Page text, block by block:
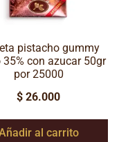
pistacho gummy
35% con azucar 50gr
por 25000
$ 26.000
al carrito